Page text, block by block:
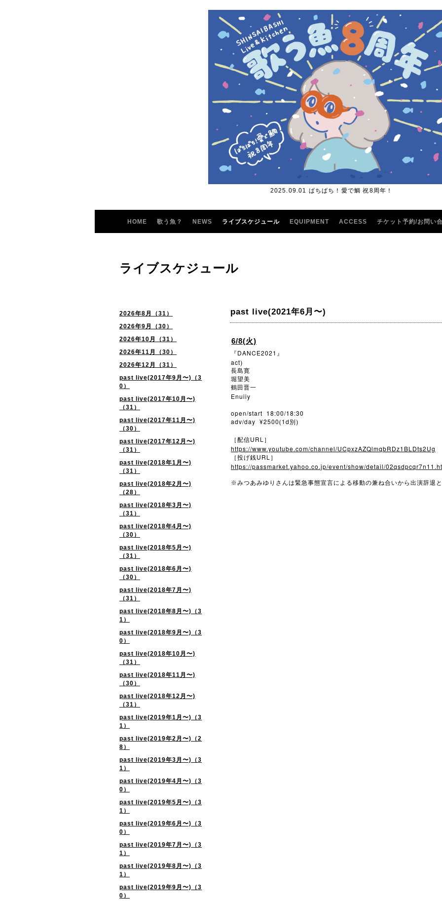
2025.09.01 ぱちぱち！愛で鯛 祝8周年！
HOME 歌う魚？ NEWS ライブスケジュール EQUIPMENT ACCESS チケット予約/お問い
2026年8月（31）
2026年9月（30）
2026年10月（31）
2026年11月（30）
2026年12月（31）
past live(2017年9月〜)（3
0）
past live(2017年10月〜)
（31）
past live(2017年11月〜)
（30）
past live(2017年12月〜)
（31）
past live(2018年1月〜)
（31）
past live(2018年2月〜)
（28）
past live(2018年3月〜)
（31）
past live(2018年4月〜)
（30）
past live(2018年5月〜)
（31）
past live(2018年6月〜)
（30）
past live(2018年7月〜)
（31）
past live(2018年8月〜)（3
1）
past live(2018年9月〜)（3
0）
past live(2018年10月〜)
（31）
past live(2018年11月〜)
（30）
past live(2018年12月〜)
（31）
past live(2019年1月〜)（3
1）
past live(2019年2月〜)（2
8）
past live(2019年3月〜)（3
1）
past live(2019年4月〜)（3
0）
past live(2019年5月〜)（3
1）
past live(2019年6月〜)（3
0）
past live(2019年7月〜)（3
1）
past live(2019年8月〜)（3
1）
past live(2019年9月〜)（3
0）
ライブスケジュール
past live(2021年6月〜)
6/8(火)
『 DANCE2021 』
act)
長島寛
堀望美
鶴田晋一
Enuiiy
open/start 18:00/18:30
adv/day ¥2500(1d 別)
［配信URL ］
https://www.youtube.com/channel/UCpxzAZQlmqbRDz1BLDts2Ug
［投げ銭URL ］
https://passmarket.yahoo.co.jp/event/show/detail/
※みつあみゆりさんは緊急事態宣言による移動の兼ね合いから出演辞退